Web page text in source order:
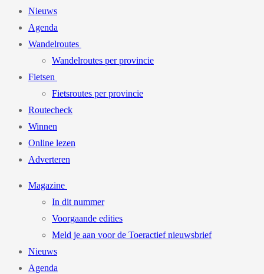
Nieuws
Agenda
Wandelroutes
Wandelroutes per provincie
Fietsen
Fietsroutes per provincie
Routecheck
Winnen
Online lezen
Adverteren
Magazine
In dit nummer
Voorgaande edities
Meld je aan voor de Toeractief nieuwsbrief
Nieuws
Agenda